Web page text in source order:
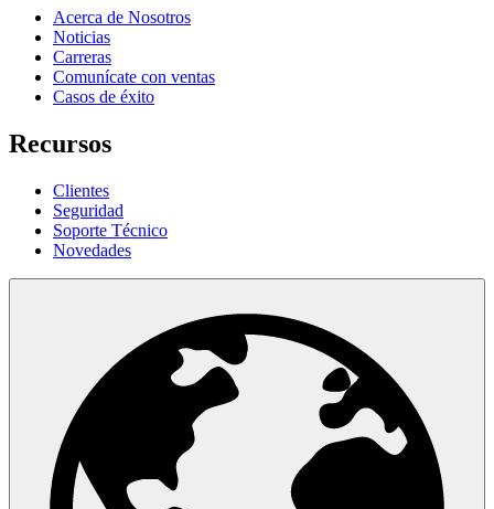
Acerca de Nosotros
Noticias
Carreras
Comunícate con ventas
Casos de éxito
Recursos
Clientes
Seguridad
Soporte Técnico
Novedades